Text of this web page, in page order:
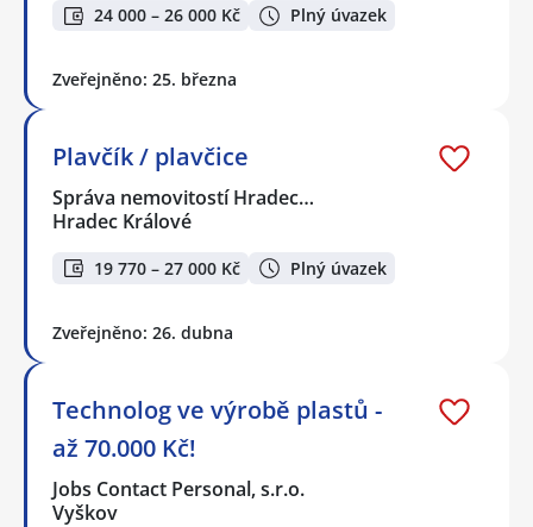
24 000 – 26 000 Kč Plný úvazek
Zveřejněno: 25. března
Plavčík / plavčice
Správa nemovitostí Hradec…
Hradec Králové
19 770 – 27 000 Kč Plný úvazek
Zveřejněno: 26. dubna
Technolog ve výrobě plastů -
až 70.000 Kč!
Jobs Contact Personal, s.r.o.
Vyškov